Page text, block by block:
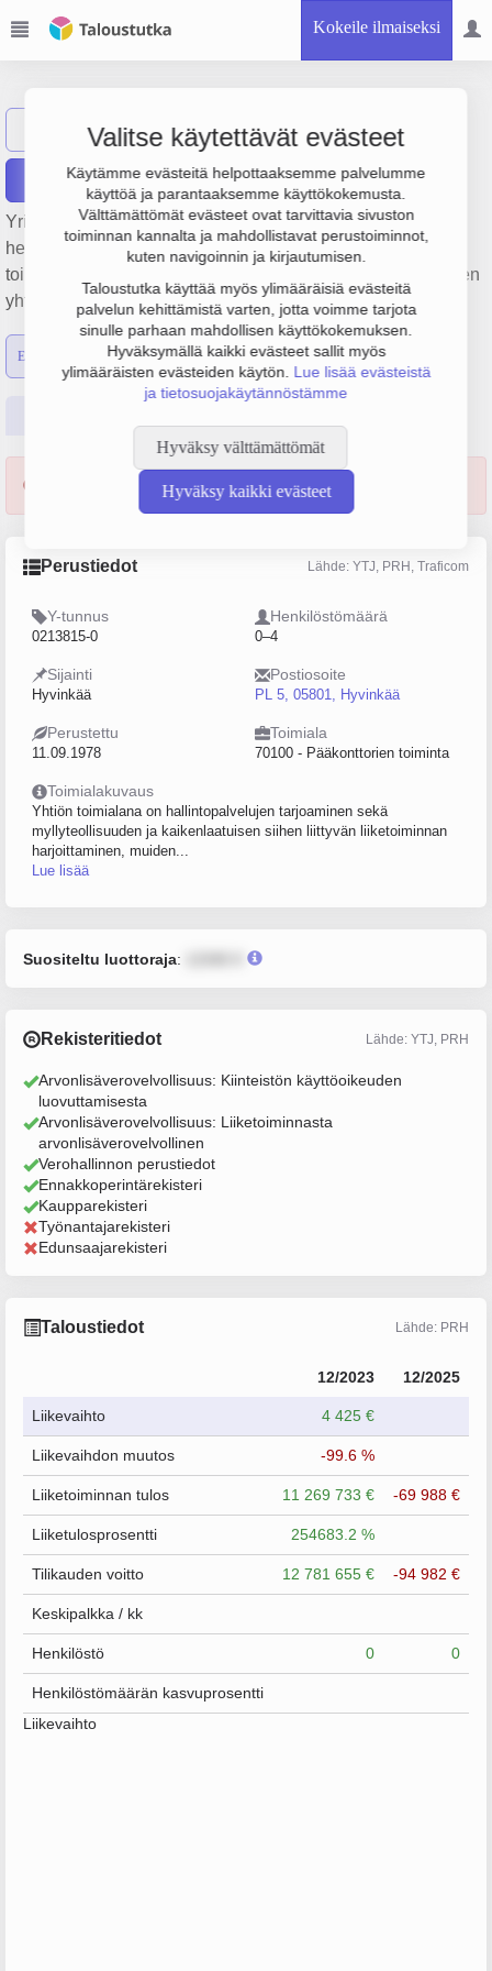
Kokeile ilmaiseksi
Valitse käytettävät evästeet
Käytämme evästeitä helpottaaksemme palvelumme
käyttöä ja parantaaksemme käyttökokemusta.
Välttämättömät evästeet ovat tarvittavia sivuston
toiminnan kannalta ja mahdollistavat perustoiminnot,
kuten navigoinnin ja kirjautumisen.
Taloustutka käyttää myös ylimääräisiä evästeitä
palvelun kehittämistä varten, jotta voimme tarjota
sinulle parhaan mahdollisen käyttökokemuksen.
Hyväksymällä kaikki evästeet sallit myös
ylimääräisten evästeiden käytön. Lue lisää evästeistä
ja tietosuojakäytännöstämme
Hyväksy välttämättömät
Hyväksy kaikki evästeet
Näytä haku MP Konserni Oy
Raportit
Yrityksen MP Konserni Oy liiketulos on -70 000 € ja
henkilöstömäärä 0. Sen päätoimiala on Pääkonttorien
toiminta, perustamisvuosi 1978 ja sijainti Hyvinkää. Yrityksen
yhtiömuoto Osakeyhtiö (OY).
Emon luvut Konsernin luvut
Yritys saneerauksessa 09.05.2022 alkaen.
Perustiedot Lähde: YTJ, PRH, Traficom
Y-tunnus
0213815-0
Henkilöstömäärä
0–4
Sijainti
Hyvinkää
Postiosoite
PL 5, 05801, Hyvinkää
Perustettu
11.09.1978
Toimiala
70100 - Pääkonttorien toiminta
Toimialakuvaus
Yhtiön toimialana on hallintopalvelujen tarjoaminen sekä
myllyteollisuuden ja kaikenlaatuisen siihen liittyvän liiketoiminnan
harjoittaminen, muiden...
Lue lisää
Suositeltu luottoraja:
Rekisteritiedot Lähde: YTJ, PRH
Arvonlisäverovelvollisuus: Kiinteistön käyttöoikeuden
luovuttamisesta
Arvonlisäverovelvollisuus: Liiketoiminnasta
arvonlisäverovelvollinen
Verohallinnon perustiedot
Ennakkoperintärekisteri
Kaupparekisteri
Työnantajarekisteri
Edunsaajarekisteri
Taloustiedot Lähde: PRH
12/2023 12/2025
Liikevaihto 4 425 €
Liikevaihdon muutos -99.6 %
Liiketoiminnan tulos 11 269 733 € -69 988 €
Liiketulosprosentti 254683.2 %
Tilikauden voitto 12 781 655 € -94 982 €
Keskipalkka / kk
Henkilöstö 0 0
Henkilöstömäärän kasvuprosentti
Liikevaihto